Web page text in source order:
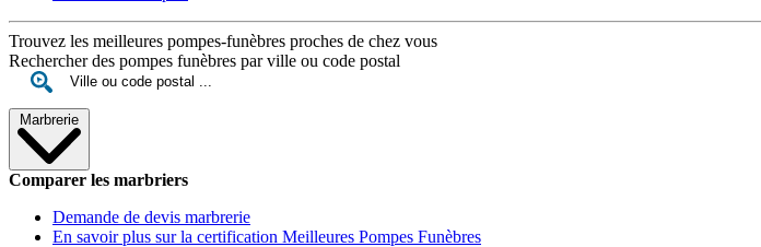
Trouvez les meilleures pompes-funèbres proches de chez vous
Rechercher des pompes funèbres par ville ou code postal
Marbrerie
Comparer les marbriers
Demande de devis marbrerie
En savoir plus sur la certification Meilleures Pompes Funèbres